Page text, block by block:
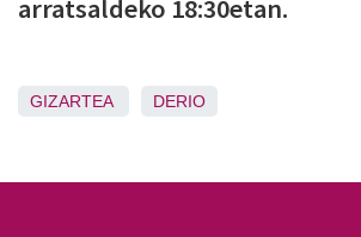
arratsaldeko 18:30etan.
GIZARTEA DERIO